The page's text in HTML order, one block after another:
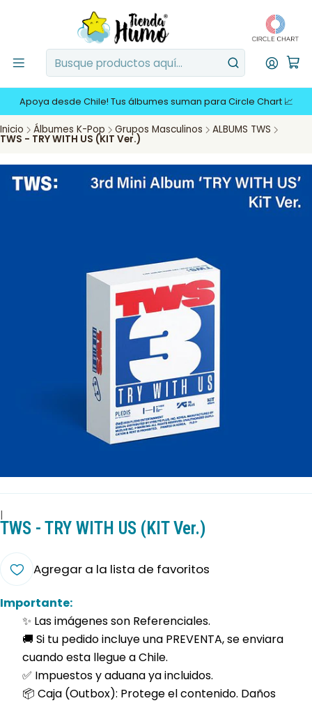
Apoya desde Chile! Tus álbumes suman para Circle Chart 📈
Inicio Álbumes K-Pop Grupos Masculinos ALBUMS TWS
TWS - TRY WITH US (KIT Ver.)
|
TWS - TRY WITH US (KIT Ver.)
Agregar a la lista de favoritos
Importante:
✨ Las imágenes son Referenciales.
🚚 Si tu pedido incluye una PREVENTA, se enviara
cuando esta llegue a Chile.
✅ Impuestos y aduana ya incluidos.
📦 Caja (Outbox): Protege el contenido. Daños